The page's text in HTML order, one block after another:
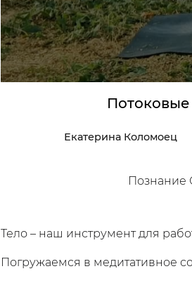
Екатерина Коломоец
Познание
Тело – наш инструмент для
Погружаемся в медитативное